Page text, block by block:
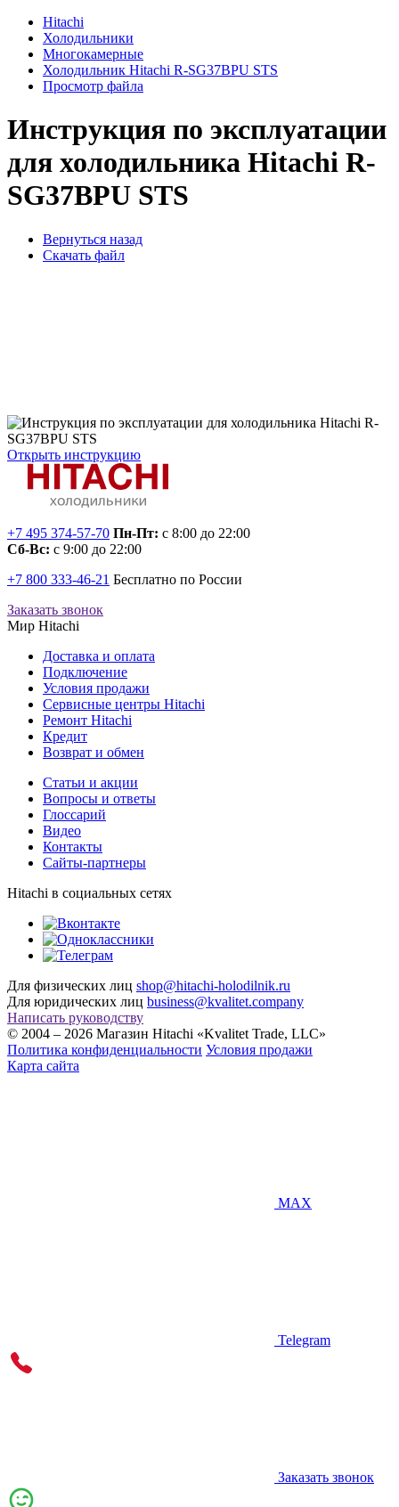
Hitachi
Холодильники
Многокамерные
Холодильник Hitachi R-SG37BPU STS
Просмотр файла
Инструкция по эксплуатации
для холодильника Hitachi R-
SG37BPU STS
Вернуться назад
Скачать файл
Открыть инструкцию
+7 495 374-57-70 Пн-Пт: с 8:00 до 22:00
Сб-Вс: с 9:00 до 22:00
+7 800 333-46-21 Бесплатно по России
Заказать звонок
Мир Hitachi
Доставка и оплата
Подключение
Условия продажи
Сервисные центры Hitachi
Ремонт Hitachi
Кредит
Возврат и обмен
Cтатьи и акции
Вопросы и ответы
Глоссарий
Видео
Контакты
Сайты-партнеры
Hitachi в социальных сетях
Для физических лиц shop@hitachi-holodilnik.ru
Для юридических лиц business@kvalitet.company
Написать руководству
© 2004 – 2026 Магазин Hitachi «Kvalitet Trade, LLC»
Политика конфиденциальности Условия продажи
Карта сайта
MAX
Telegram
Заказать звонок